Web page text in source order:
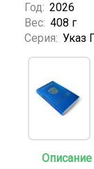
Год: 2026
Вес: 408 г
Серия: Указ
Описание